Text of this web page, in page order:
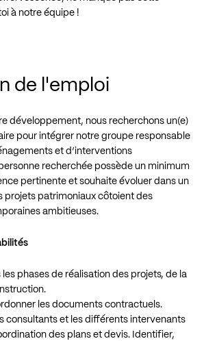
à notre équipe !
de l'emploi
développement, nous recherchons un(e)
pour intégrer notre groupe responsable
et d’interventions
recherchée possède un minimum
pertinente et souhaite évoluer dans un
projets patrimoniaux côtoient des
ambitieuses.
phases de réalisation des projets, de la
les documents contractuels.
consultants et les différents intervenants
des plans et devis. Identifier,